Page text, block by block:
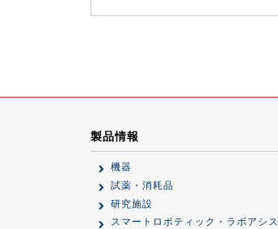
製品情報
機器
試薬・消耗品
研究施設
スマートロボティック・ラボアシス